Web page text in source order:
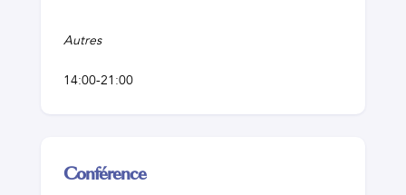
Autres
14:00-21:00
Conférence